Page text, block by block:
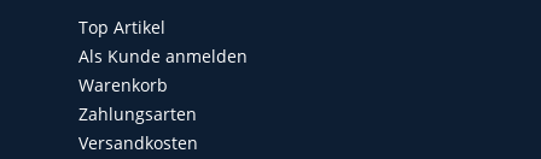
Top Artikel
Als Kunde anmelden
Warenkorb
Zahlungsarten
Versandkosten